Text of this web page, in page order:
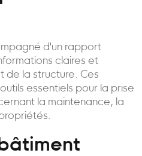
d'un rapport
claires et
de la structure. Ces
essentiels pour la prise
la maintenance, la